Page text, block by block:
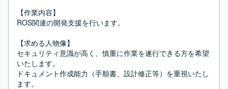
【作業内容】
ROS関連の開発支援を行います。
【求める人物像】
セキュリティ意識が高く、慎重に作業を遂行できる方を希望
いたします。
ドキュメント作成能力（手順書、設計修正等）を重視いたし
ます。